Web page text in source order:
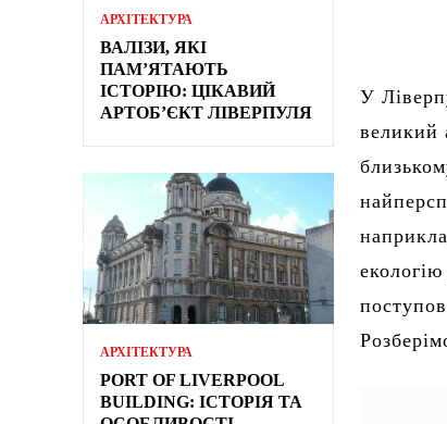
АРХІТЕКТУРА
ВАЛІЗИ, ЯКІ
ПАМ’ЯТАЮТЬ
ІСТОРІЮ: ЦІКАВИЙ
АРТОБ’ЄКТ ЛІВЕРПУЛЯ
АРХІТЕКТУРА
PORT OF LIVERPOOL
BUILDING: ІСТОРІЯ ТА
У
великий